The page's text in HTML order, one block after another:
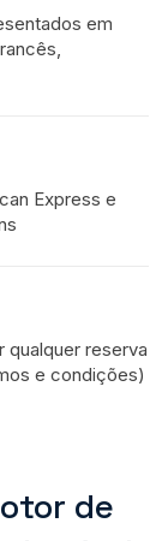
em
Express e
qualquer reserva
e condições)
de